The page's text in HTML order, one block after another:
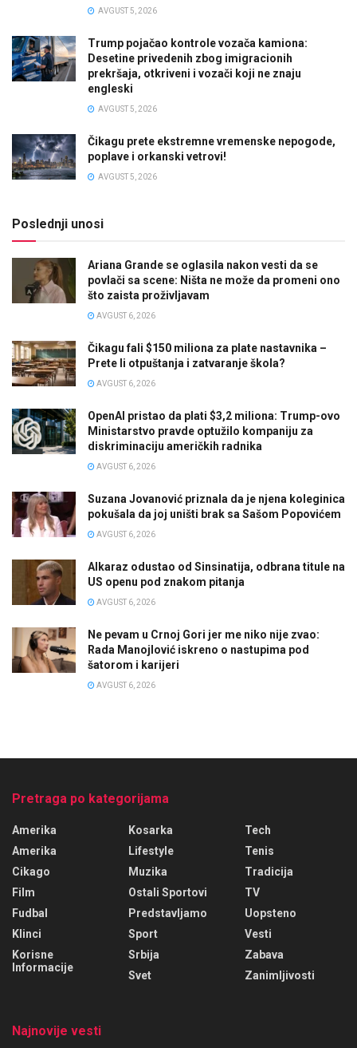
AVGUST 5, 2026
Trump pojačao kontrole vozača kamiona:
Desetine privedenih zbog imigracionih
prekršaja, otkriveni i vozači koji ne znaju
engleski
AVGUST 5, 2026
Čikagu prete ekstremne vremenske nepogode,
poplave i orkanski vetrovi!
AVGUST 5, 2026
Poslednji unosi
Ariana Grande se oglasila nakon vesti da se
povlači sa scene: Ništa ne može da promeni ono
što zaista proživljavam
AVGUST 6, 2026
Čikagu fali $150 miliona za plate nastavnika –
Prete li otpuštanja i zatvaranje škola?
AVGUST 6, 2026
OpenAI pristao da plati $3,2 miliona: Trump-ovo
Ministarstvo pravde optužilo kompaniju za
diskriminaciju američkih radnika
AVGUST 6, 2026
Suzana Jovanović priznala da je njena koleginica
pokušala da joj uništi brak sa Sašom Popovićem
AVGUST 6, 2026
Alkaraz odustao od Sinsinatija, odbrana titule na
US openu pod znakom pitanja
AVGUST 6, 2026
Ne pevam u Crnoj Gori jer me niko nije zvao:
Rada Manojlović iskreno o nastupima pod
šatorom i karijeri
AVGUST 6, 2026
Pretraga po kategorijama
Amerika
Amerika
Cikago
Film
Fudbal
Klinci
Korisne
Informacije
Kosarka
Lifestyle
Muzika
Ostali Sportovi
Predstavljamo
Sport
Srbija
Svet
Tech
Tenis
Tradicija
TV
Uopsteno
Vesti
Zabava
Zanimljivosti
Najnovije vesti